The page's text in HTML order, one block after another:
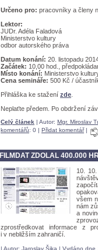
Určeno pro: pracovníky a členy
Lektor:
JUDr. Adéla Faladov
Ministerstvo kultury
odbor autorského práva
Datum konání: 20. listopadu
Začátek: 10,00 hod.,
Místo konání: Ministerstvo
Cena semináře: 500 Kč /
Přihláška ke stažení zde
Neplaťte předem. Po obdržení
Celý článek | Autor: Mgr. Miroslav
komentářů: 0 | Přidat komentář|
FILMDAT ZDOLAL 400.000
10.
všem
nám
a
zprostředkovat informace z
i v nebližším zahraničí.
| Autor: Jaroslav Šika | Vydáno